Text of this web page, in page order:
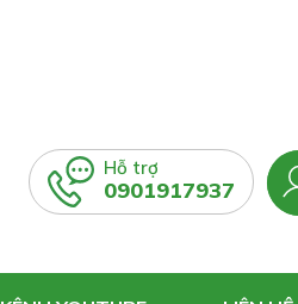
Hỗ trợ
0901917937